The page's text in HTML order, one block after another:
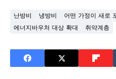
난방비 냉방비 어떤 가정이 새로
에너지바우처 대상 확대
취약계층